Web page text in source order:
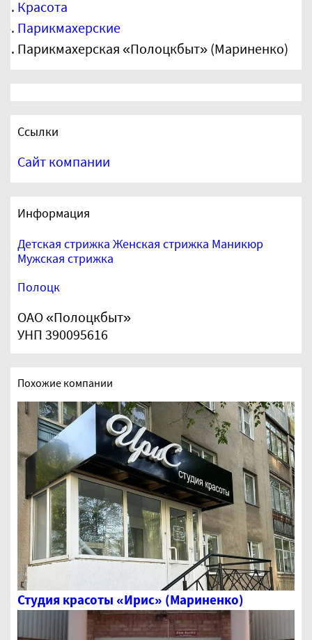
обновления…
Красота
Парикмахерские
Парикмахерская «Полоцкбыт» (Мариненко)
Ссылки
Сайт компании
Информация
Детская стрижка Женская стрижка Маникюр
Мужская стрижка
Полоцк
ОАО «Полоцкбыт»
УНП 390095616
Похожие компании
Студия красоты «Ирис» (Мариненко)